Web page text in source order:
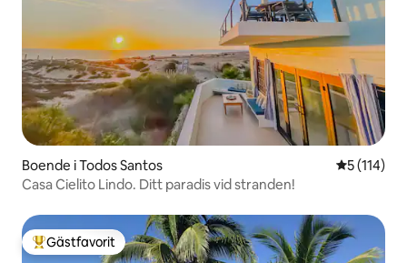
Boende i Todos Santos 5 av 5 i
5 (114)
Casa Cielito Lindo. Ditt paradis vid stranden!
Populär gästfavorit
Gästfavorit